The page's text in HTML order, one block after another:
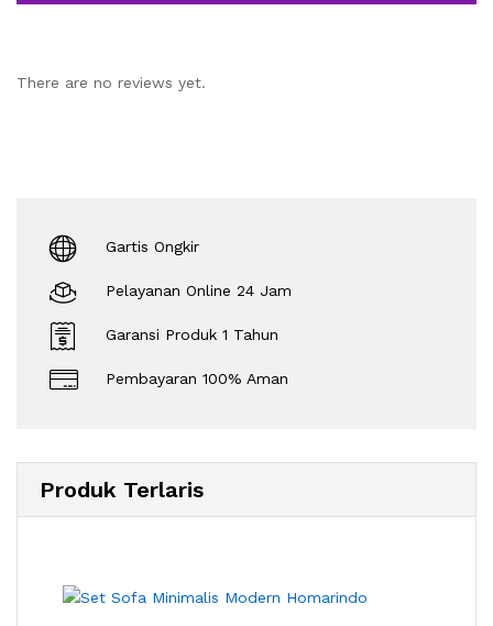
There are no reviews yet.
Gartis Ongkir
Pelayanan Online 24 Jam
Garansi Produk 1 Tahun
Pembayaran 100% Aman
Produk Terlaris